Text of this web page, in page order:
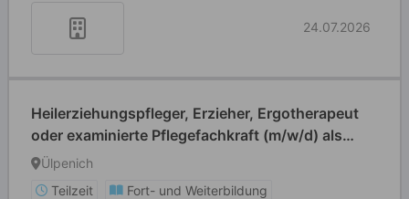
24.07.2026
Heilerziehungspfleger, Erzieher, Ergotherapeut
oder examinierte Pflegefachkraft (m/w/d) als
Krankheitsvertretung
Ülpenich
Teilzeit
Fort- und Weiterbildung